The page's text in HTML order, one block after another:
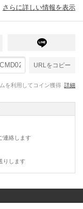
さらに詳しい情報を表示
URLをコピー
を利用してコイン獲得 詳細
連絡します
りします